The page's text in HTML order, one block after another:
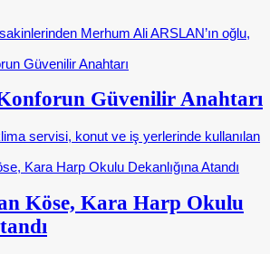
Merhum Ali ARSLAN’ın oğlu,
Güvenilir Anahtarı
servisi, konut ve iş yerlerinde kullanılan
Köse, Kara Harp Okulu